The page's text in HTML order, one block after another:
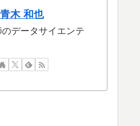
青木 和也
データサイエンテ